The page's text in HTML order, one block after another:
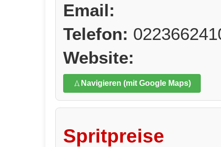
Email:
Telefon:
Website:
Navigieren (mit Google Maps)
Spritpreise